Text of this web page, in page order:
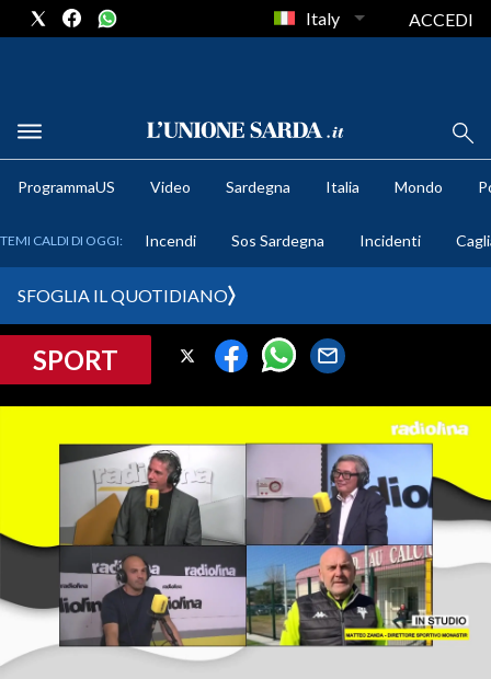
METEO
CRONACA SARDEGNA
SULCIS IGLESIENTE
MEDIO CAMPIDANO
ORISTANO E PROVINCIA
SASSARI E PROVINCIA
GALLURA
NUORO E PROVINCIA
Italy ACCEDI
ProgrammaUS Video Sardegna Italia Mondo
TEMI CALDI DI OGGI: Incendi Sos Sardegna Incidenti
SFOGLIA IL QUOTIDIANO
SPORT